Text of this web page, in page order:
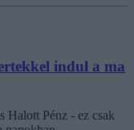
indul a ma
Halott Pénz - ez csak